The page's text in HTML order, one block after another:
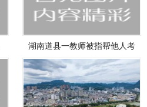
湖南道县一教师被指帮他人考